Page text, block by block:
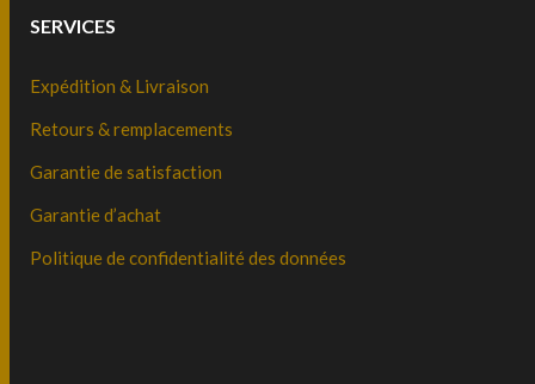
SERVICES
Expédition & Livraison
Retours & remplacements
Garantie de satisfaction
Garantie d’achat
Politique de confidentialité des données